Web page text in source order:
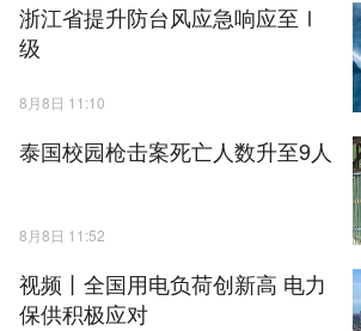
浙江省提升防台风应急响应至Ⅰ
级
8月8日 11:10
泰国校园枪击案死亡人数升至9人
8月8日 11:52
视频丨全国用电负荷创新高 电力
保供积极应对